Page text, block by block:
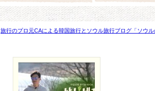
旅行のプロ元CAによる韓国旅行とソウル旅行ブログ「ソウ